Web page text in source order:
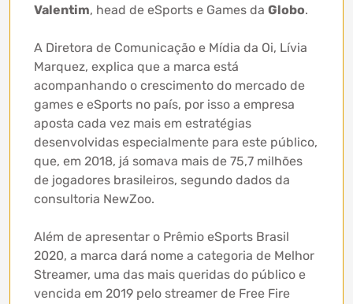
Valentim, head de eSports e Games da Globo.
A Diretora de Comunicação e Mídia da Oi, Lívia
Marquez, explica que a marca está
acompanhando o crescimento do mercado de
games e eSports no país, por isso a empresa
aposta cada vez mais em estratégias
desenvolvidas especialmente para este público,
que, em 2018, já somava mais de 75,7 milhões
de jogadores brasileiros, segundo dados da
consultoria NewZoo.
Além de apresentar o Prêmio eSports Brasil
2020, a marca dará nome a categoria de Melhor
Streamer, uma das mais queridas do público e
vencida em 2019 pelo streamer de Free Fire